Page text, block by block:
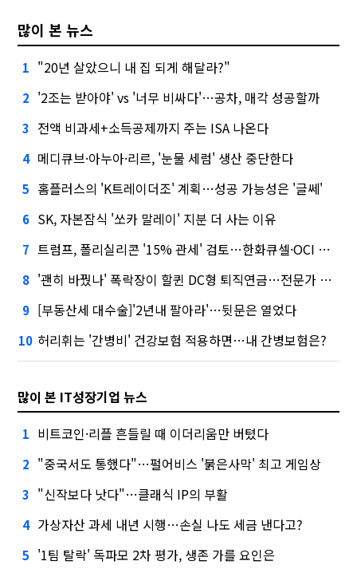
많이 본 뉴스
1 "20년 살았으니 내 집 되게 해달라?"
2 '2조는 받아야' vs '너무 비싸다'…공차, 매각 성공할까
3 전액 비과세+소득공제까지 주는 ISA 나온다
4 메디큐브·아누아·리르, '눈물 세럼' 생산 중단한다
5 홈플러스의 'K트레이더조' 계획…성공 가능성은 '글쎄'
6 SK, 자본잠식 '쏘카 말레이' 지분 더 사는 이유
7 트럼프, 폴리실리콘 '15% 관세' 검토…한화큐셀·OCI 영향은?
8 '괜히 바꿨나' 폭락장이 할퀸 DC형 퇴직연금…전문가 조언은
9 [부동산세 대수술]'2년내 팔아라'…뒷문은 열었다
10 허리휘는 '간병비' 건강보험 적용하면…내 간병보험은?
많이 본 IT성장기업 뉴스
1 비트코인·리플 흔들릴 때 이더리움만 버텼다
2 "중국서도 통했다"…펄어비스 '붉은사막' 최고 게임상
3 "신작보다 낫다"…클래식 IP의 부활
4 가상자산 과세 내년 시행…손실 나도 세금 낸다고?
5 '1팀 탈락' 독파모 2차 평가, 생존 가를 요인은